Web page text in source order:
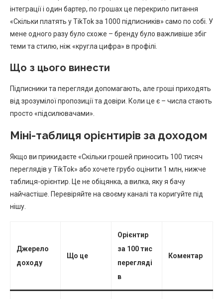
інтеграції і один бартер, по грошах це перекрило питання
«Скільки платять у TikTok за 1000 підписників» само по собі. У
мене одного разу було схоже – бренду було важливіше збіг
теми та стилю, ніж «кругла цифра» в профілі.
Що з цього винести
Підписники та перегляди допомагають, але гроші приходять
від зрозумілої пропозиції та довіри. Коли це є – числа стають
просто «підсилювачами».
Міні-таблиця орієнтирів за доходом
Якщо ви прикидаєте «Скільки грошей приносить 100 тисяч
переглядів у TikTok» або хочете грубо оцінити 1 млн, нижче
таблиця-орієнтир. Це не обіцянка, а вилка, яку я бачу
найчастіше. Перевіряйте на своєму каналі та коригуйте під
нішу.
Джерело
доходу
Що це
Орієнтир
за 100 тис
перегляді
в
Коментар